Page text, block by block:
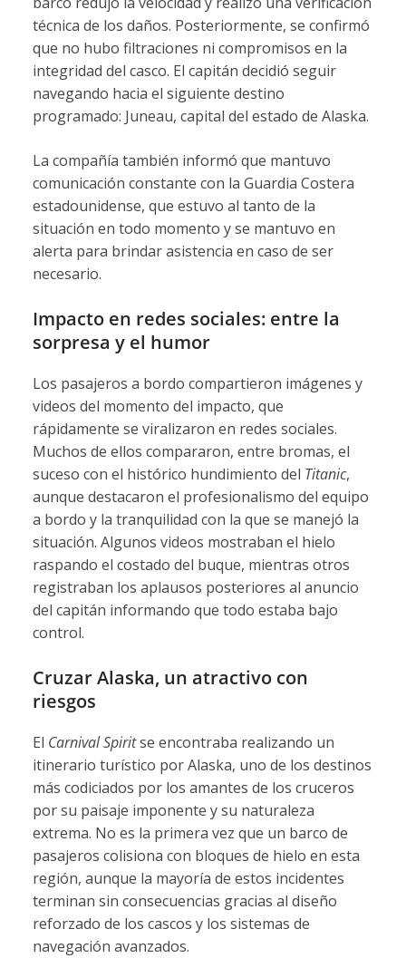
técnica de los daños. Posteriormente, se confirmó
que no hubo filtraciones ni compromisos en la
integridad del casco. El capitán decidió seguir
navegando hacia el siguiente destino
programado: Juneau, capital del estado de Alaska.
La compañía también informó que mantuvo
comunicación constante con la Guardia Costera
estadounidense, que estuvo al tanto de la
situación en todo momento y se mantuvo en
alerta para brindar asistencia en caso de ser
necesario.
Impacto en redes sociales: entre la
sorpresa y el humor
Los pasajeros a bordo compartieron imágenes y
videos del momento del impacto, que
rápidamente se viralizaron en redes sociales.
Muchos de ellos compararon, entre bromas, el
suceso con el histórico hundimiento del Titanic,
aunque destacaron el profesionalismo del equipo
a bordo y la tranquilidad con la que se manejó la
situación. Algunos videos mostraban el hielo
raspando el costado del buque, mientras otros
registraban los aplausos posteriores al anuncio
del capitán informando que todo estaba bajo
control.
Cruzar Alaska, un atractivo con
riesgos
El Carnival Spiritse encontraba realizando un
itinerario turístico por Alaska, uno de los destinos
más codiciados por los amantes de los cruceros
por su paisaje imponente y su naturaleza
extrema. No es la primera vez que un barco de
pasajeros colisiona con bloques de hielo en esta
región, aunque la mayoría de estos incidentes
terminan sin consecuencias gracias al diseño
reforzado de los cascos y los sistemas de
navegación avanzados.